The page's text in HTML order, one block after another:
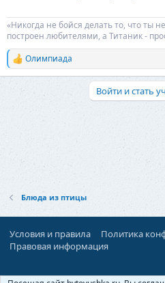
«Никогда не бойся делать то, что ты
построен любителями, а Титаник -
Р
е
Олимпиада
Войти и стать
Блюда из птицы
Условия и правила
Политика
Правовая информация
При поддержке: